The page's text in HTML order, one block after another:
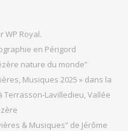
WP Royal.
en Périgord
nature du monde”
Musiques 2025 » dans la
Terrasson-Lavilledieu, Vallée
& Musiques” de Jérôme